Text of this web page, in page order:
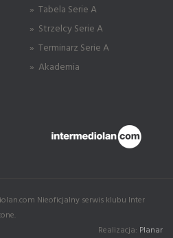
» Tabela Serie A
» Strzelcy Serie A
» Terminarz Serie A
» Akademia
Nieoficjalny serwis klubu Inter
Realizacja: Planar